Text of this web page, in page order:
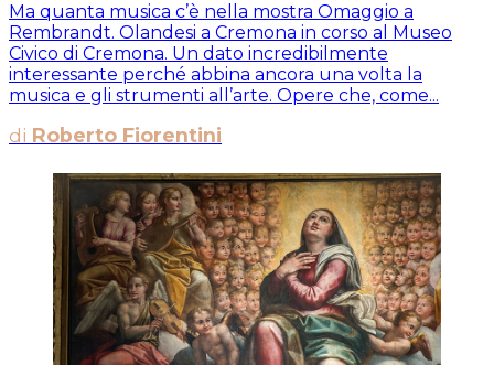
Ma quanta musica c’è nella mostra Omaggio a
Rembrandt. Olandesi a Cremona in corso al Museo
Civico di Cremona. Un dato incredibilmente
interessante perché abbina ancora una volta la
musica e gli strumenti all’arte. Opere che, come...
di Roberto Fiorentini